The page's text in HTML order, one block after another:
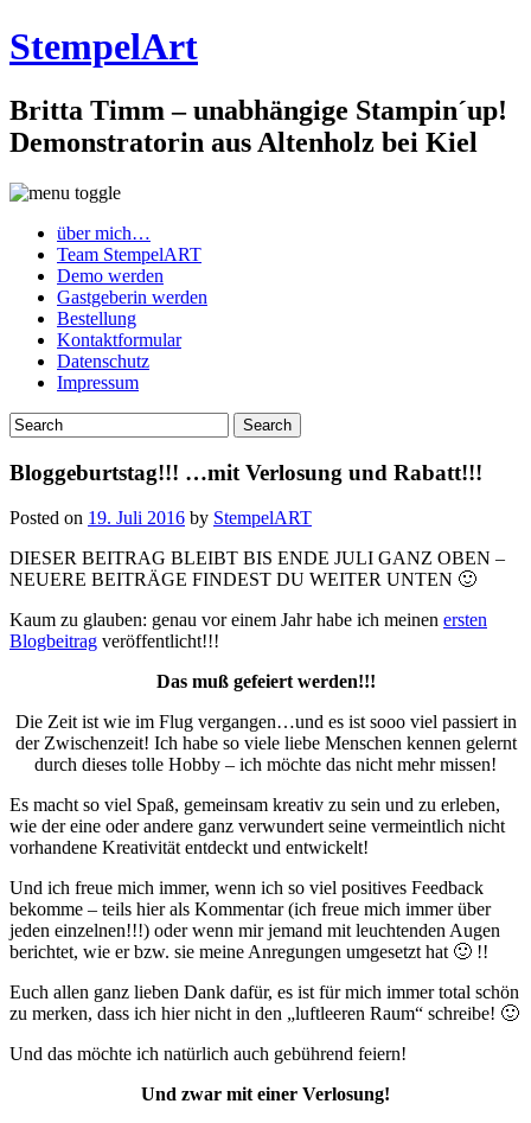
StempelArt
Britta Timm – unabhängige Stampin´up!
Demonstratorin aus Altenholz bei Kiel
über mich…
Team StempelART
Demo werden
Gastgeberin werden
Bestellung
Kontaktformular
Datenschutz
Impressum
Bloggeburtstag!!! …mit Verlosung und Rabatt!!!
Posted on 19. Juli 2016 by StempelART
DIESER BEITRAG BLEIBT BIS ENDE JULI GANZ OBEN –
NEUERE BEITRÄGE FINDEST DU WEITER UNTEN 🙂
Kaum zu glauben: genau vor einem Jahr habe ich meinen ersten
Blogbeitrag veröffentlicht!!!
Das muß gefeiert werden!!!
Die Zeit ist wie im Flug vergangen…und es ist sooo viel passiert in
der Zwischenzeit! Ich habe so viele liebe Menschen kennen gelernt
durch dieses tolle Hobby – ich möchte das nicht mehr missen!
Es macht so viel Spaß, gemeinsam kreativ zu sein und zu erleben,
wie der eine oder andere ganz verwundert seine vermeintlich nicht
vorhandene Kreativität entdeckt und entwickelt!
Und ich freue mich immer, wenn ich so viel positives Feedback
bekomme – teils hier als Kommentar (ich freue mich immer über
jeden einzelnen!!!) oder wenn mir jemand mit leuchtenden Augen
berichtet, wie er bzw. sie meine Anregungen umgesetzt hat 🙂 !!
Euch allen ganz lieben Dank dafür, es ist für mich immer total schön
zu merken, dass ich hier nicht in den „luftleeren Raum“ schreibe! 🙂
Und das möchte ich natürlich auch gebührend feiern!
Und zwar mit einer Verlosung!